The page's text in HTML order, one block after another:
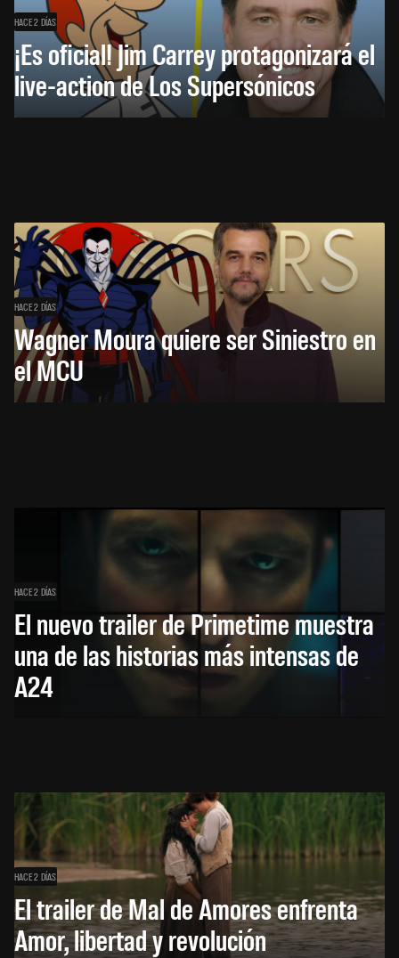
HACE 2 DÍAS
¡Es oficial! Jim Carrey protagonizará el
live-action de Los Supersónicos
HACE 2 DÍAS
Wagner Moura quiere ser Siniestro en
el MCU
HACE 2 DÍAS
El nuevo trailer de Primetime muestra
una de las historias más intensas de
A24
HACE 2 DÍAS
El trailer de Mal de Amores enfrenta
Amor, libertad y revolución